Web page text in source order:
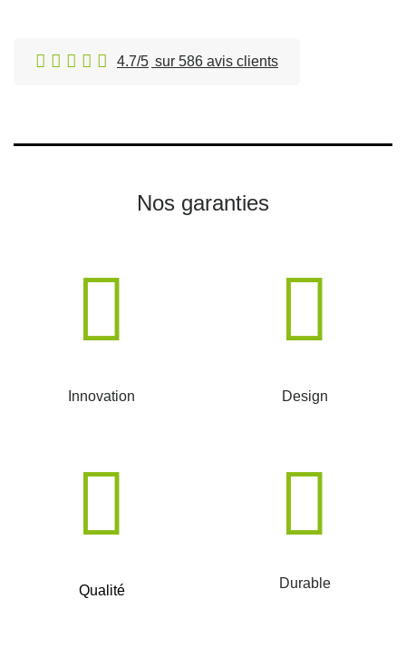
4.7/5 sur 586 avis clients
Nos garanties
Innovation Design
Qualité Durable